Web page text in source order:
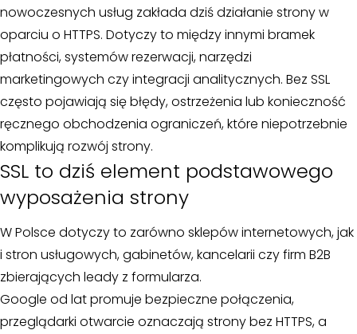
nowoczesnych usług zakłada dziś działanie strony w
oparciu o HTTPS. Dotyczy to między innymi bramek
płatności, systemów rezerwacji, narzędzi
marketingowych czy integracji analitycznych. Bez SSL
często pojawiają się błędy, ostrzeżenia lub konieczność
ręcznego obchodzenia ograniczeń, które niepotrzebnie
komplikują rozwój strony.
SSL to dziś element podstawowego
wyposażenia strony
W Polsce dotyczy to zarówno sklepów internetowych, jak
i stron usługowych, gabinetów, kancelarii czy firm B2B
zbierających leady z formularza.
Google od lat promuje bezpieczne połączenia,
przeglądarki otwarcie oznaczają strony bez HTTPS, a